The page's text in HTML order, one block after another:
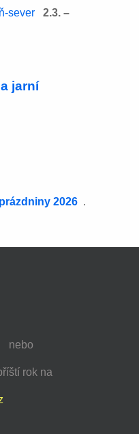
sever
2.3. –
jarní
2026 .
nebo
rok na